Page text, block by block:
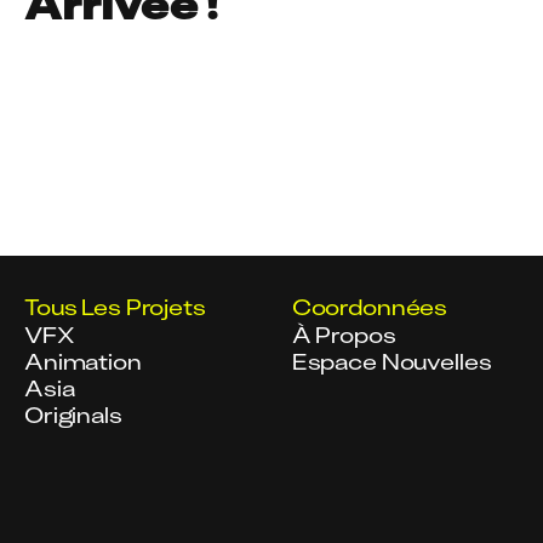
Tous Les Projets
VFX
Animation
Asia
Originals
Coordonnées
À Propos
Espace Nouvelles